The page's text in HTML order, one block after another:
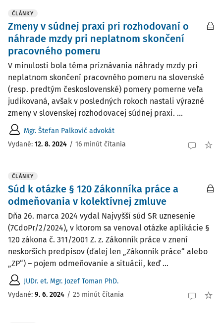
ČLÁNKY
Zmeny v súdnej praxi pri rozhodovaní o
náhrade mzdy pri neplatnom skončení
pracovného pomeru
V minulosti bola téma priznávania náhrady mzdy pri
neplatnom skončení pracovného pomeru na slovenské
(resp. predtým československé) pomery pomerne veľa
judikovaná, avšak v posledných rokoch nastali výrazné
zmeny v slovenskej rozhodovacej súdnej praxi. ...
Mgr. Štefan Palkovič advokát
Vydané: 12. 8. 2024 / 16 minút čítania
ČLÁNKY
Súd k otázke § 120 Zákonníka práce a
odmeňovania v kolektívnej zmluve
Dňa 26. marca 2024 vydal Najvyšší súd SR uznesenie
(7CdoPr/2/2024), v ktorom sa venoval otázke aplikácie §
120 zákona č. 311/2001 Z. z. Zákonník práce v znení
neskorších predpisov (ďalej len „Zákonník práce“ alebo
„ZP“) – pojem odmeňovanie a situácii, keď ...
JUDr. et. Mgr. Jozef Toman PhD.
Vydané: 9. 6. 2024 / 25 minút čítania